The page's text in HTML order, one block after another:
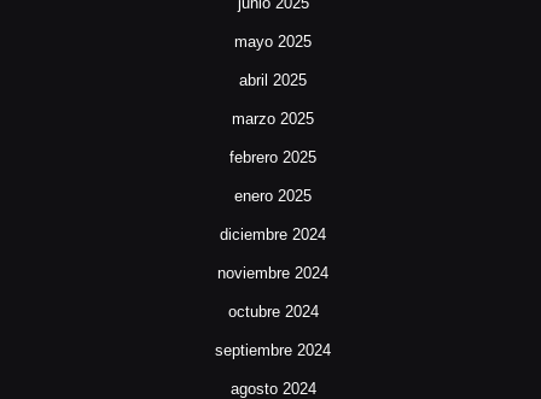
mayo 2025
abril 2025
marzo 2025
febrero 2025
enero 2025
diciembre 2024
noviembre 2024
octubre 2024
septiembre 2024
agosto 2024